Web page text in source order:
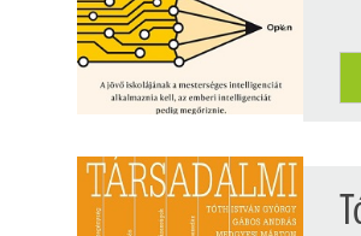
Findura Imre-díszoklevéllel
Galéria
Pályázatok
Közérdekű adatok